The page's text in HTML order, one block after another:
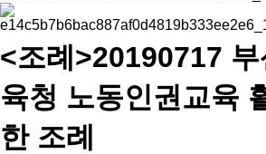
<조례>20190717
육청 노동인권교육
한 조례